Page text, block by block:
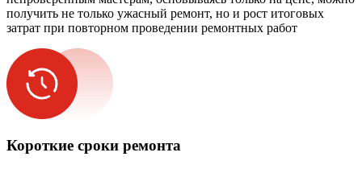
получить не только ужасный ремонт, но и рост итоговых
затрат при повторном проведении ремонтных работ
Короткие сроки ремонта